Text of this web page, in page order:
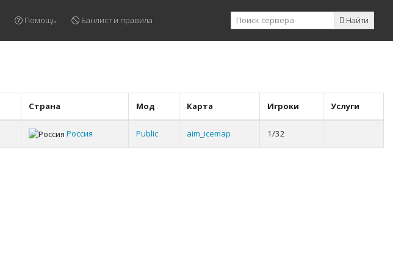
Помощь Банлист и правила Найти
Страна Мод Карта Игроки Услуги
Россия Public aim_icemap 1/32